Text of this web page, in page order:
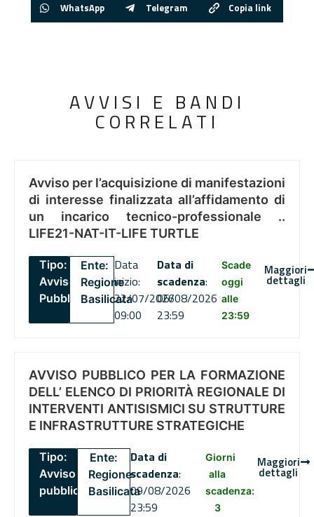
WhatsApp Telegram Copia link
AVVISI E BANDI
CORRELATI
Avviso per l’acquisizione di manifestazioni
di interesse finalizzata all’affidamento di
un incarico tecnico-professionale ..
LIFE21-NAT-IT-LIFE TURTLE
Tipo:
Avviso
Pubblico
Ente:
Regione
Basilicata
Data
inizio:
22/07/2026
09:00
Data di
scadenza:
06/08/2026
23:59
Scade
oggi
alle
23:59
Maggiori
dettagli
AVVISO PUBBLICO PER LA FORMAZIONE
DELL’ ELENCO DI PRIORITÀ REGIONALE DI
INTERVENTI ANTISISMICI SU STRUTTURE
E INFRASTRUTTURE STRATEGICHE
Tipo:
Avviso
pubblico
Ente:
Regione
Basilicata
Data di
scadenza:
09/08/2026
23:59
Giorni
alla
scadenza:
3
Maggiori
dettagli